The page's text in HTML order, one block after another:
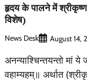
हृदय के पालने में श्रीकृष्ण
विशेष)
News Desk August 14,
अनन्याश्चिन्तयन्तो मां ये
वहाम्यहम्॥ अर्थात